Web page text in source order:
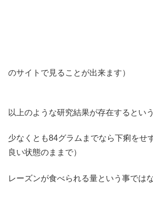
のサイトで見ることが出来ます）
以上のような研究結果が存在するという
少なくとも84グラムまでなら下痢をせ
良い状態のままで）
レーズンが食べられる量という事では